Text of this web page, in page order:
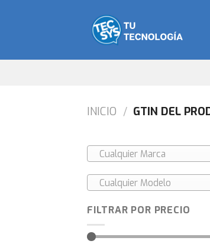
INICIO / GTIN DEL
Cualquier Marca
Cualquier Modelo
FILTRAR POR PRECIO